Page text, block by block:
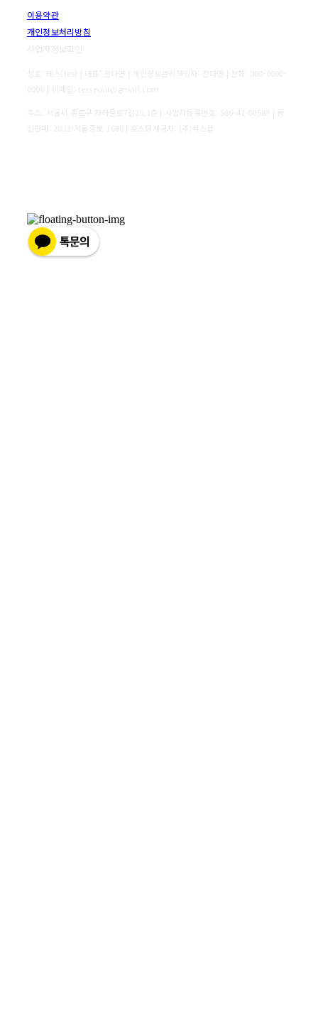
이용약관
개인정보처리방침
사업자정보확인
상호: 테스(tes) | 대표: 전다연 | 개인정보관리책임자: 전다연 | 전화: 000-0000-
0000 | 이메일: tesseoul@gmail.com
주소: 서울시 종로구 자하문로7길25,1층 | 사업자등록번호: 586-41-00583 | 통
신판매:
2022-서울종로-1688 | 호스팅제공자: (주)식스샵